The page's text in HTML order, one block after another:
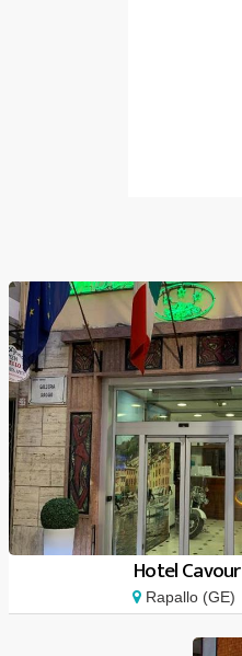
Hotel Cavour
Rapallo (GE)